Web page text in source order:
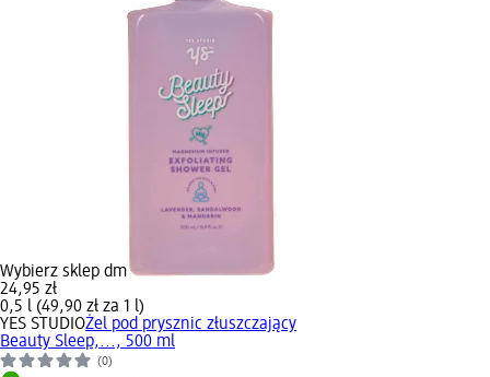
Wybierz sklep dm
24,95 zł
0,5 l (49,90 zł za 1 l)
YES STUDIOŻel pod prysznic złuszczający
Beauty Sleep,..., 500 ml
(0)